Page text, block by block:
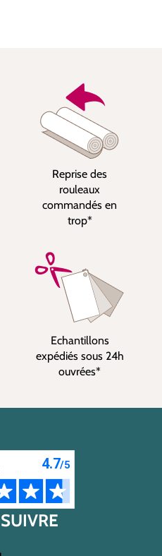
Reprise des
rouleaux
commandés en
trop*
Echantillons
expédiés sous 24h
ouvrées*